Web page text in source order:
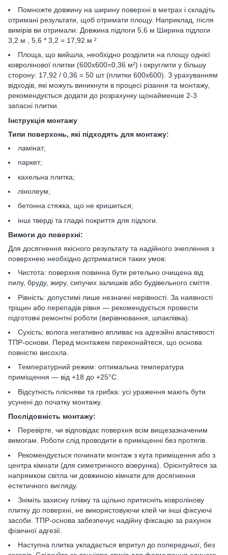
Помножте довжину на ширину поверхні в метрах і складіть
отримані результати, щоб отримати площу. Наприклад, після
вимірів ви отримали: Довжина підлоги 5,6 м Ширина підлоги
3,2 м , 5,6 * 3,2 = 17,92 м ²
Площа, що вийшла, необхідно розділити на площу однієї
ковролінової плитки (600х600=0,36 м²) і округлити у більшу
сторону: 17,92 / 0,36 = 50 шт (плитки 600х600). З урахуванням
відходів, які можуть виникнути в процесі різання та монтажу,
рекомендується додати до розрахунку щонайменше 2-3
запасні плитки.
Інструкція монтажу
Типи поверхонь, які підходять для монтажу:
ламінат;
паркет;
кахельна плитка;
лінолеум;
бетонна стяжка, що не кришиться;
інші тверді та гладкі покриття для підлоги.
Вимоги до поверхні:
Для досягнення якісного результату та надійного зчеплення з
поверхнею необхідно дотриматися таких умов:
Чистота: поверхня повинна бути ретельно очищена від
пилу, бруду, жиру, сипучих залишків або будівельного сміття.
Рівність: допустимі лише незначні нерівності. За наявності
тріщин або перепадів рівня — рекомендується провести
підготовчі ремонтні роботи (вирівнювання, шпаклівка).
Сухість: волога негативно впливає на адгезійні властивості
ТПР-основи. Перед монтажем переконайтеся, що основа
повністю висохла.
Температурний режим: оптимальна температура
приміщення — від +18 до +25°C.
Відсутність плісняви та грибка: усі ураження мають бути
усунені до початку монтажу.
Послідовність монтажу:
Перевірте, чи відповідає поверхня всім вищезазначеним
вимогам. Роботи слід проводити в приміщенні без протягів.
Рекомендується починати монтаж з кута приміщення або з
центра кімнати (для симетричного візерунка). Орієнтуйтеся за
напрямком світла чи довжиною кімнати для досягнення
естетичного вигляду.
Зніміть захисну плівку та щільно притисніть ковролінову
плитку до поверхні, не використовуючи клей чи інші фіксуючі
засоби. ТПР-основа забезпечує надійну фіксацію за рахунок
фізичної адгезії.
Наступна плитка укладається впритул до попередньої, без